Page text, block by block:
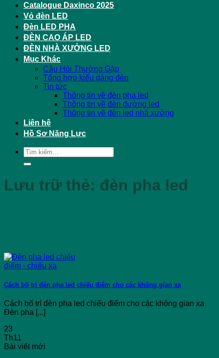
Catalogue Daxinco 2025
Vỏ đèn LED
Đèn LED PHA
ĐÈN CAO ÁP LED
ĐÈN NHÀ XƯỞNG LED
Mục Khác
Câu Hỏi Thường Gặp
Tổng hợp kiểu dáng đèn
Tin tức
Thông tin về đèn pha led
Thông tin về đèn đường led
Thông tin về đèn led nhà xưởng
Liên hệ
Hồ Sơ Năng Lực
Tìm
kiếm:
Lưu trữ thẻ: đèn pha led
Cách bố trí đèn pha led chiếu điểm cho các không gian xa
Cách bố trí đèn pha led chiếu điểm cho các không gian xa
Đèn pha [...]
23
Th11
Bài viết mới